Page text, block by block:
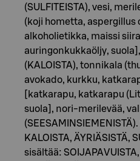
(SULFITEISTA), vesi,
(koji hometta, aspergillus
alkoholietikka, maissi
auringonkukkaöljy,
(KALOISTA), tonnikala
avokado, kurkku,
[katkarapu, katkarapu
suola], nori-merilevää,
KALOISTA, ÄYRIÄSISTÄ,
sisältää: